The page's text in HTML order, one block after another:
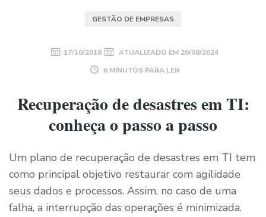
GESTÃO DE EMPRESAS
17/10/2018 ATUALIZADO EM 20/08/2024
6 MINUTOS PARA LER
Recuperação de desastres em TI:
conheça o passo a passo
Um plano de recuperação de desastres em TI tem
como principal objetivo restaurar com agilidade
seus dados e processos. Assim, no caso de uma
falha, a interrupção das operações é minimizada.